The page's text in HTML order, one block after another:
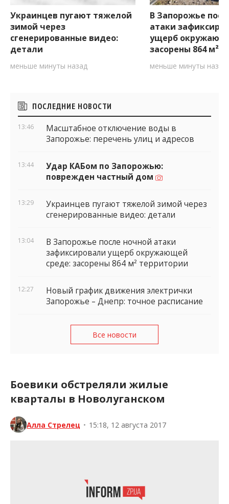
Украинцев пугают тяжелой
зимой через
сгенерированные видео:
детали
меньше минуты назад
В Запорожье
атаки
ущерб
засорены 864 м²
меньше минуты назад
Боковые
виджеты
ПОСЛЕДНИЕ НОВОСТИ
13:46
Масштабное отключение воды в
Запорожье: перечень улиц и адресов
13:44
Удар КАБом по Запорожью:
поврежден частный дом
13:29
Украинцев пугают тяжелой зимой через
сгенерированные видео: детали
13:04
В Запорожье после ночной атаки
зафиксировали ущерб окружающей
среде: засорены 864 м² территории
12:27
Новый график движения электрички
Запорожье – Днепр: точное расписание
Все новости
Боевики обстреляли жилые
кварталы в Новолуганском
Алла Стрелец • 15:18, 12 августа 2017